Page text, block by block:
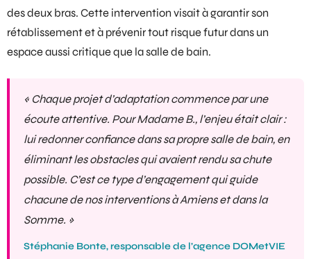
des deux bras. Cette intervention visait à garantir son
rétablissement et à prévenir tout risque futur dans un
espace aussi critique que la salle de bain.
« Chaque projet d’adaptation commence par une
écoute attentive. Pour Madame B., l’enjeu était clair :
lui redonner confiance dans sa propre salle de bain, en
éliminant les obstacles qui avaient rendu sa chute
possible. C’est ce type d’engagement qui guide
chacune de nos interventions à Amiens et dans la
Somme. »
Stéphanie Bonte, responsable de l’agence DOMetVIE